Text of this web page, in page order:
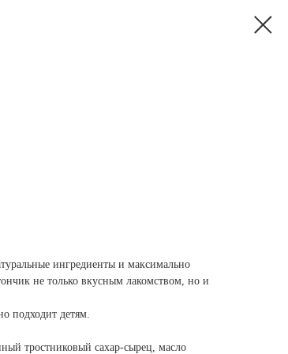
ингредиенты и максимально
не только вкусным лакомством, но и
подходит детям.
тростниковый сахар-сырец, масло